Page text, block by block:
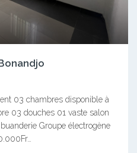
03 chambres disponible à
03 douches 01 vaste salon
Groupe électrogène